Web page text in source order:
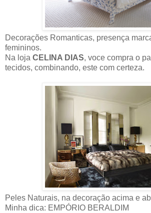
Decorações Romanticas, presença
femininos.
Na loja CELINA DIAS, voce compra o
tecidos, combinando, este com certeza.
Peles Naturais, na decoração acima e
Minha dica: EMPÓRIO BERALDIM